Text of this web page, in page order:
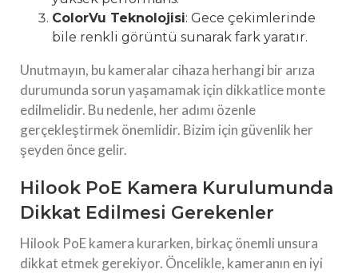
ColorVu Teknolojisi: Gece çekimlerinde
bile renkli görüntü sunarak fark yaratır.
Unutmayın, bu kameralar cihaza herhangi bir arıza
durumunda sorun yaşamamak için dikkatlice monte
edilmelidir. Bu nedenle, her adımı özenle
gerçekleştirmek önemlidir. Bizim için güvenlik her
şeyden önce gelir.
Hilook PoE Kamera Kurulumunda
Dikkat Edilmesi Gerekenler
Hilook PoE kamera kurarken, birkaç önemli unsura
dikkat etmek gerekiyor. Öncelikle, kameranın en iyi